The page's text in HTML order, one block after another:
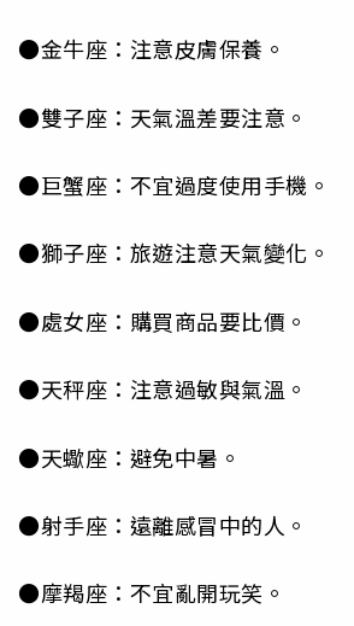
●金牛座：注意皮膚保養。
●雙子座：天氣溫差要注意。
●巨蟹座：不宜過度使用手機。
●獅子座：旅遊注意天氣變化。
●處女座：購買商品要比價。
●天秤座：注意過敏與氣溫。
●天蠍座：避免中暑。
●射手座：遠離感冒中的人。
●摩羯座：不宜亂開玩笑。